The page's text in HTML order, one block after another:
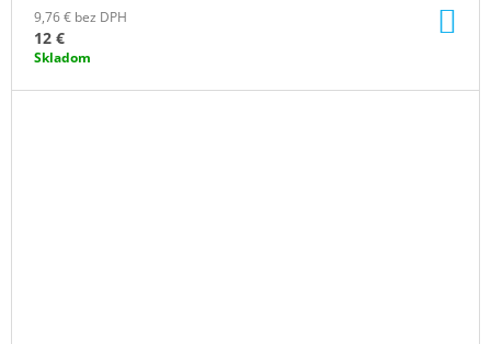
9,76 € bez DPH
12 €
Skladom